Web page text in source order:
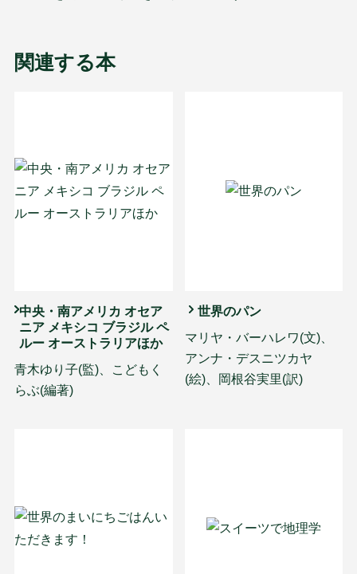
関連する本
中央・南アメリカ オセア
ニア メキシコ ブラジル ペ
ルー オーストラリアほか
青木ゆり子(監)、こどもく
らぶ(編著)
世界のパン
マリヤ・バーハレワ(文)、
アンナ・デスニツカヤ
(絵)、岡根谷実里(訳)